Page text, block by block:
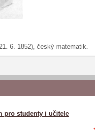
6. 1852), český matematik.
pro studenty i učitele